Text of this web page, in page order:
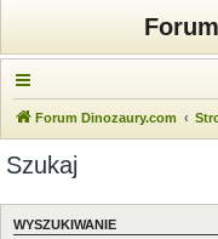
Forum Dinozaury.com
Szukaj
WYSZUKIWANIE